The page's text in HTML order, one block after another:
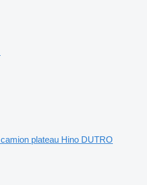
camion plateau Hino DUTRO